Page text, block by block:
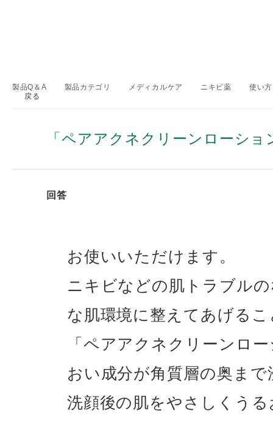
製品Q＆A
製品カテゴリ
メディカルケア
ニキビ薬
使い方
戻る
「ペアアクネクリーンローシ
回答
お使いいただけます。
ニキビなどの肌トラブル
な肌環境に整えてあげる
「ペアアクネクリーンロ
おい成分が角質層の奥ま
洗顔後の肌をやさしくう